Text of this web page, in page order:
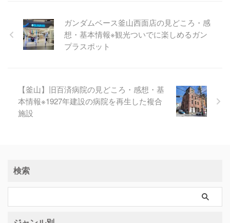
ガンダムベース釜山西面店の見どころ・感
想・基本情報※観光ついでに楽しめるガン
プラスポット
【釜山】旧百済病院の見どころ・感想・基
本情報※1927年建設の病院を再生した複合
施設
検索